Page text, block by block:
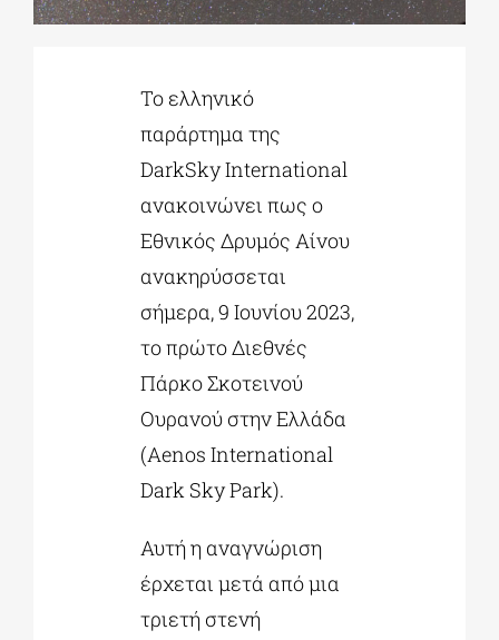
ΕΚΠΑΙΔΕΥΤΙΚΑ ΙΔΡΥΜΑΤΑ
ΠΟΛΙΤΙΣΤΙΚΟΙ ΦΟΡΕΙΣ
Το ελληνικό
παράρτημα της
DarkSky International
ανακοινώνει πως ο
Εθνικός Δρυμός Αίνου
ανακηρύσσεται
σήμερα, 9 Ιουνίου 2023,
το πρώτο Διεθνές
Πάρκο Σκοτεινού
Ουρανού στην Ελλάδα
(Aenos International
Dark Sky Park).
Αυτή η αναγνώριση
έρχεται μετά από μια
τριετή στενή